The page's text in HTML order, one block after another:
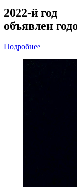
2022-й год
объявлен
Подробнее